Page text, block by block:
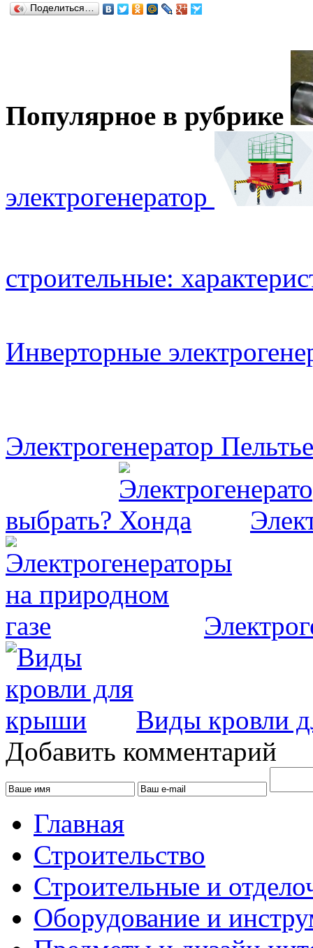
Поделиться…
Популярное в рубрике
электрогенератор
строительные:
Инверторные
Электрогенератор Пельтье
выбрать?
Виды кровли
Добавить комментарий
Главная
Строительство
Строительные и
Оборудование и